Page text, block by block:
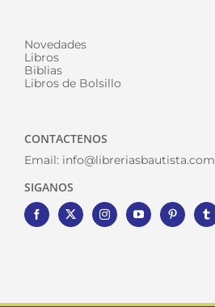
Novedades
Libros
Biblias
Libros de Bolsillo
CONTACTENOS
Email: info@libreriasbautista.com
SIGANOS